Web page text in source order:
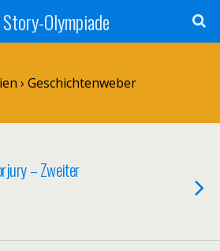
Olympiade
› Geschichtenweber
– Zweiter